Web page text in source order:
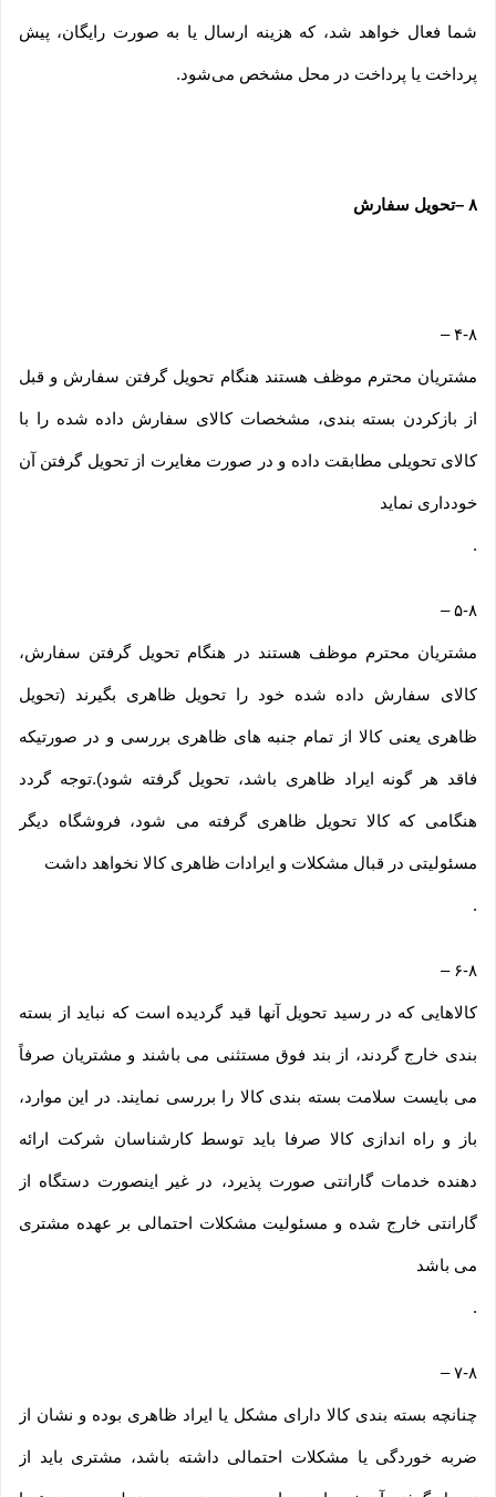
شما فعال خواهد شد، که هزینه ارسال یا به صورت رایگان، پیش
پرداخت یا پرداخت در محل مشخص می‌شود.
۸ –تحویل سفارش
۴-۸–
مشتریان محترم موظف هستند هنگام تحویل گرفتن سفارش و قبل
از بازکردن بسته بندی، مشخصات کالای سفارش داده شده را با
کالای تحویلی مطابقت داده و در صورت مغایرت از تحویل گرفتن آن
خودداری نماید
.
۵-۸–
مشتریان محترم موظف هستند در هنگام تحویل گرفتن سفارش،
کالای سفارش داده شده خود را تحویل ظاهری بگیرند (تحویل
ظاهری یعنی کالا از تمام جنبه های ظاهری بررسی و در صورتیکه
فاقد هر گونه ایراد ظاهری باشد، تحویل گرفته شود).توجه گردد
هنگامی که کالا تحویل ظاهری گرفته می شود، فروشگاه دیگر
مسئولیتی در قبال مشکلات و ایرادات ظاهری کالا نخواهد داشت
.
۶-۸ –
کالاهایی که در رسید تحویل آنها قید گردیده است که نباید از بسته
بندی خارج گردند، از بند فوق مستثنی می باشند و مشتریان صرفاً
می بایست سلامت بسته بندی کالا را بررسی نمایند. در این موارد،
باز و راه اندازی کالا صرفا باید توسط کارشناسان شرکت ارائه
دهنده خدمات گارانتی صورت پذیرد، در غیر اینصورت دستگاه از
گارانتی خارج شده و مسئولیت مشکلات احتمالی بر عهده مشتری
می باشد
.
۷-۸–
چنانچه بسته بندی کالا دارای مشکل یا ایراد ظاهری بوده و نشان از
ضربه خوردگی یا مشکلات احتمالی داشته باشد، مشتری باید از